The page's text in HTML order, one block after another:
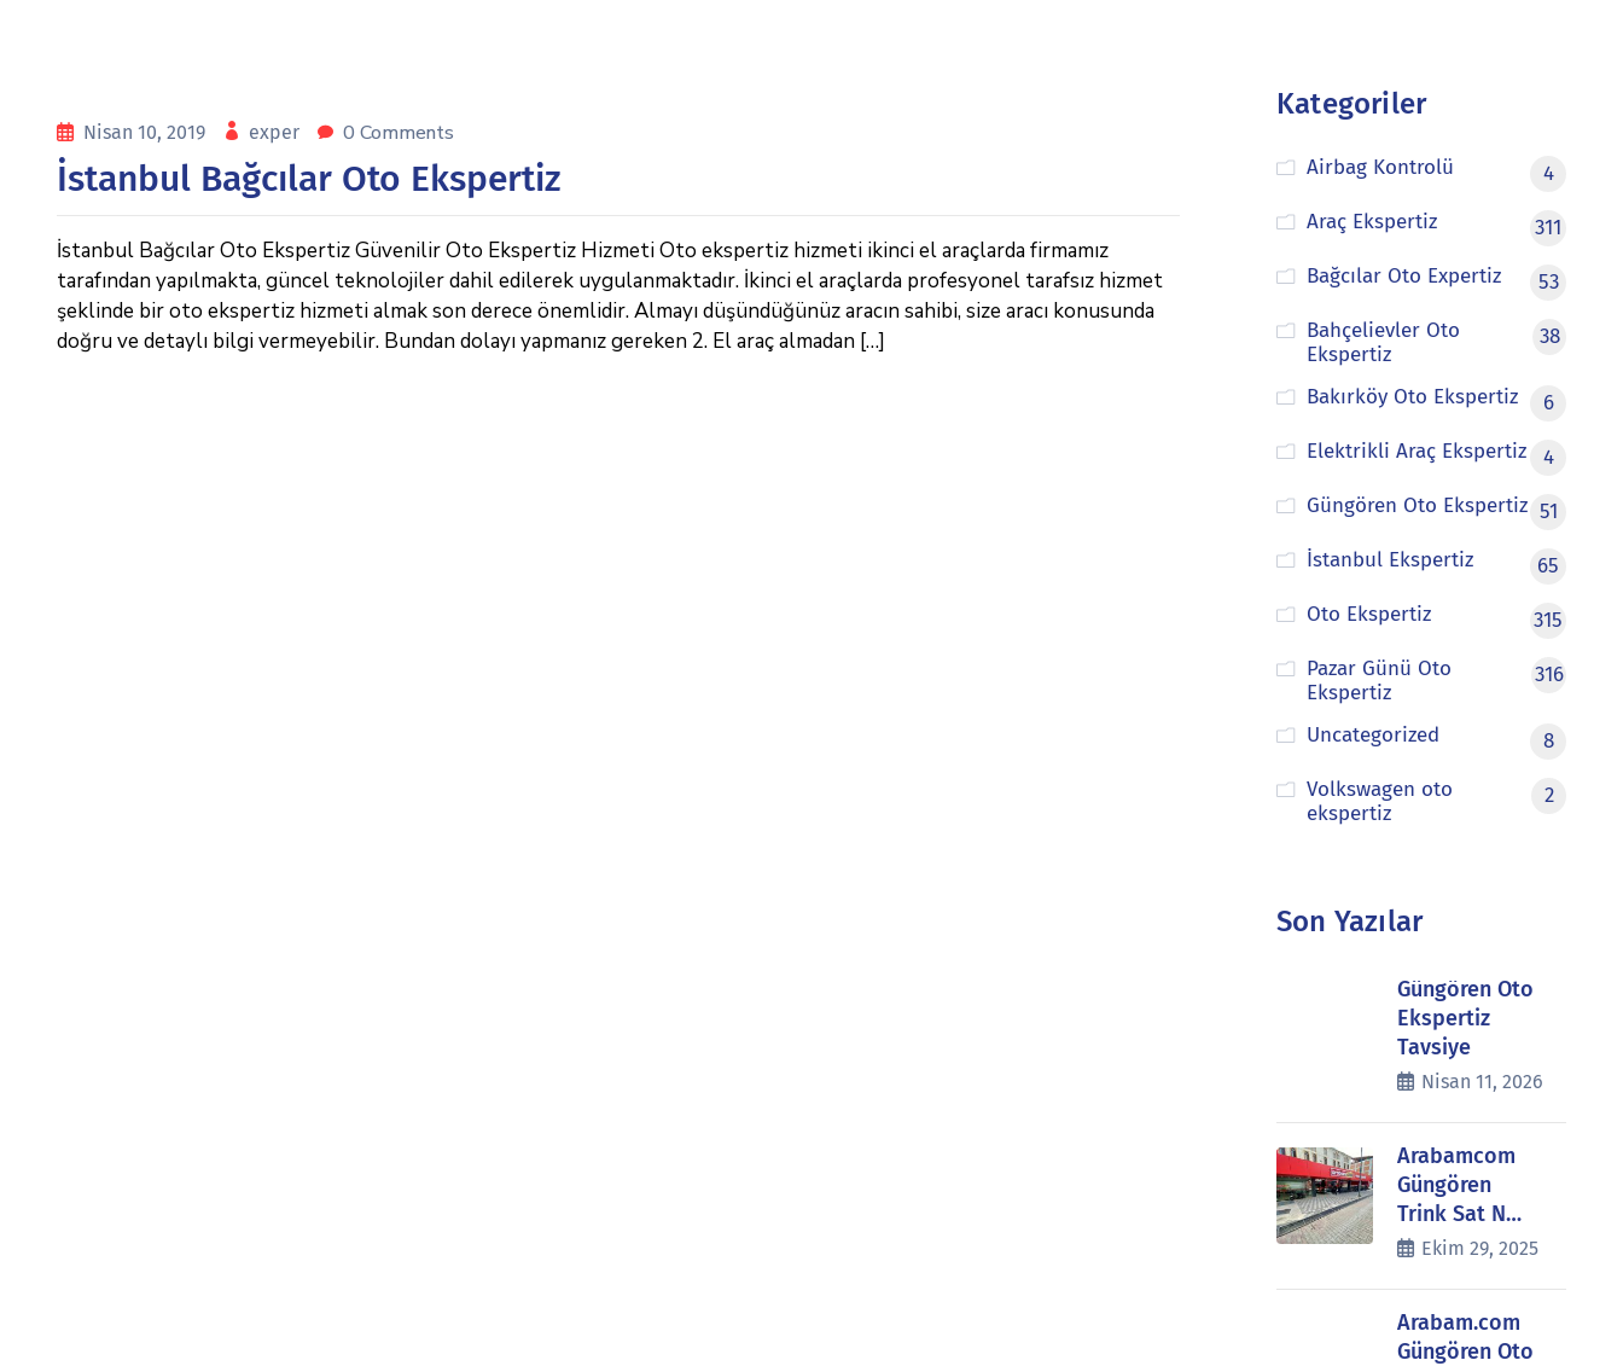
Nisan 10, 2019 exper 0 Comments
İstanbul Bağcılar Oto Ekspertiz
İstanbul Bağcılar Oto Ekspertiz Güvenilir Oto Ekspertiz Hizmeti Oto ekspertiz hizmeti ikinci el araçlarda firmamız
tarafından yapılmakta, güncel teknolojiler dahil edilerek uygulanmaktadır. İkinci el araçlarda profesyonel tarafsız hizmet
şeklinde bir oto ekspertiz hizmeti almak son derece önemlidir. Almayı düşündüğünüz aracın sahibi, size aracı konusunda
doğru ve detaylı bilgi vermeyebilir. Bundan dolayı yapmanız gereken 2. El araç almadan […]
Kategoriler
Airbag Kontrolü
4
Araç Ekspertiz
311
Bağcılar Oto Expertiz
53
Bahçelievler Oto
Ekspertiz
38
Bakırköy Oto Ekspertiz
6
Elektrikli Araç Ekspertiz
4
Güngören Oto Ekspertiz 51
İstanbul Ekspertiz
65
Oto Ekspertiz
315
Pazar Günü Oto
Ekspertiz
316
Uncategorized
8
Volkswagen oto
ekspertiz
2
Son Yazılar
Güngören Oto
Ekspertiz
Tavsiye
Nisan 11, 2026
Arabamcom
Güngören
Trink Sat N…
Ekim 29, 2025
Arabam.com
Güngören Oto